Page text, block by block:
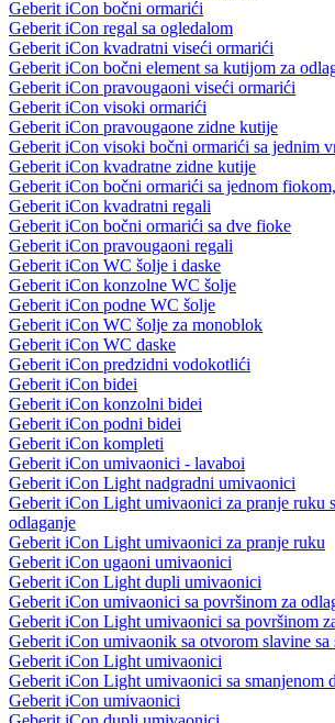
Geberit iCon bočni ormarići
Geberit iCon regal sa ogledalom
Geberit iCon kvadratni viseći ormarići
Geberit iCon bočni element sa kutijom za
Geberit iCon pravougaoni viseći ormarići
Geberit iCon visoki ormarići
Geberit iCon pravougaone zidne kutije
Geberit iCon visoki bočni ormarići sa jednim
Geberit iCon kvadratne zidne kutije
Geberit iCon bočni ormarići sa jednom
Geberit iCon kvadratni regali
Geberit iCon bočni ormarići sa dve fioke
Geberit iCon pravougaoni regali
Geberit iCon WC šolje i daske
Geberit iCon konzolne WC šolje
Geberit iCon podne WC šolje
Geberit iCon WC šolje za monoblok
Geberit iCon WC daske
Geberit iCon predzidni vodokotlići
Geberit iCon bidei
Geberit iCon konzolni bidei
Geberit iCon podni bidei
Geberit iCon kompleti
Geberit iCon umivaonici - lavaboi
Geberit iCon Light nadgradni umivaonici
Geberit iCon Light umivaonici za pranje ruku
odlaganje
Geberit iCon Light umivaonici za pranje ruku
Geberit iCon ugaoni umivaonici
Geberit iCon Light dupli umivaonici
Geberit iCon umivaonici sa površinom za
Geberit iCon Light umivaonici sa površinom
Geberit iCon umivaonik sa otvorom slavine sa
Geberit iCon Light umivaonici
Geberit iCon Light umivaonici sa smanjenom
Geberit iCon umivaonici